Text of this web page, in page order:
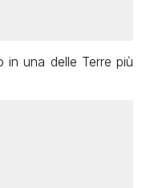
in una delle Terre più